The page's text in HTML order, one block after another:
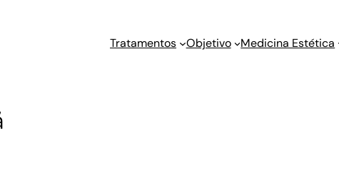
Tratamentos Objetivo Medicina Estética